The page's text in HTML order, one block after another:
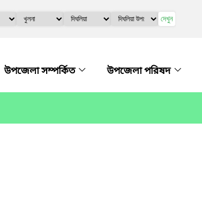
দেখুন
উপজেলা সম্পর্কিত উপজেলা পরিষদ